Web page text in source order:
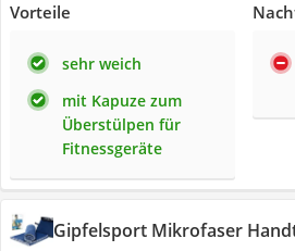
Vorteile
sehr weich
mit Kapuze zum
Überstülpen für
Fitnessgeräte
Gipfelsport Mikrofaser